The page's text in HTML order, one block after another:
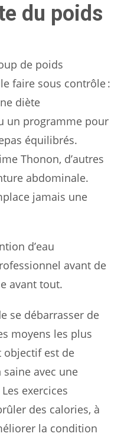
du poids
de poids
faire sous contrôle :
diète
un programme pour
équilibrés.
Thonon, d’autres
abdominale.
jamais une
d’eau
avant de
avant tout.
se débarrasser de
moyens les plus
objectif est de
avec une
exercices
des calories, à
la condition